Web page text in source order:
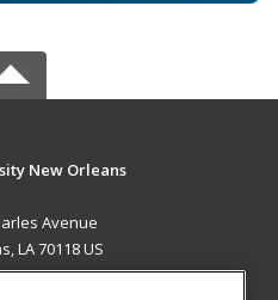
New Orleans
Avenue
LA 70118 US